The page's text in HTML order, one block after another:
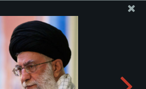
موقع مکتب سماحة القائد آية الله
مجموعة صور قائد الثورة الإسلامية المعظم